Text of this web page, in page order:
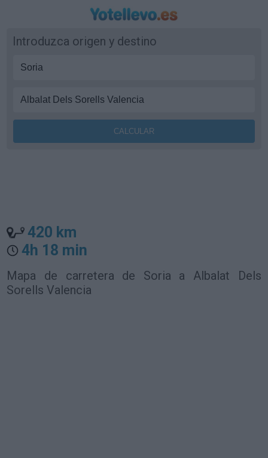
Introduzca origen y destino
420 km
4h 18 min
Mapa de carretera de Soria a Albalat Dels
Sorells Valencia